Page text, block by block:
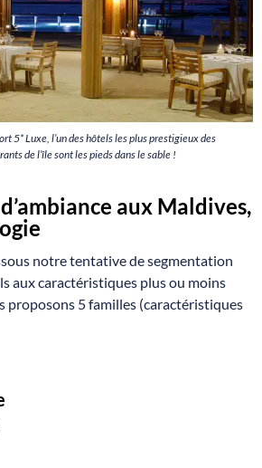
5* Luxe, l’un des hôtels les plus prestigieux des
de l’île sont les pieds dans le sable !
aux Maldives,
notre tentative de segmentation
aux caractéristiques plus ou moins
proposons 5 familles (caractéristiques